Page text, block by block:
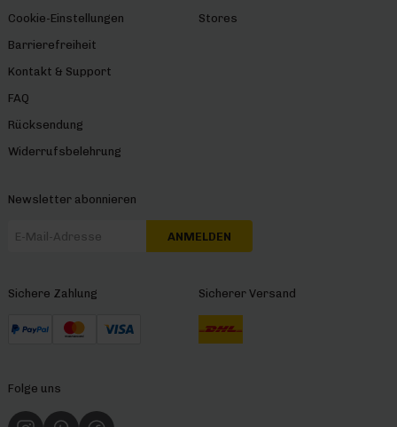
Cookie-Einstellungen
Barrierefreiheit
Kontakt & Support
FAQ
Rücksendung
Widerrufsbelehrung
Stores
Newsletter abonnieren
ANMELDEN
Sichere Zahlung Sicherer Versand
Folge uns